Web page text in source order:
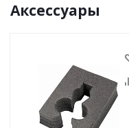
Аксессуары